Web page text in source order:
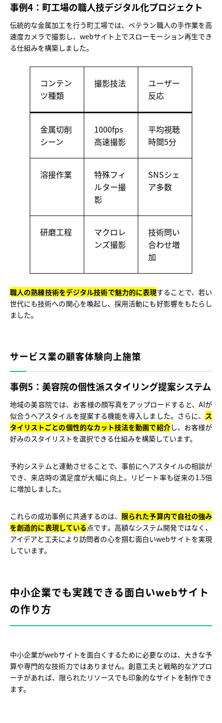
事例4：町工場の職人技デジタル化プロジェクト
伝統的な金属加工を行う町工場では、ベテラン職人の手作業を高
速度カメラで撮影し、webサイト上でスローモーション再生でき
る仕組みを構築しました。
コンテン
ツ種類
撮影技法
ユーザー
反応
金属切削
シーン
1000fps
高速撮影
平均視聴
時間5分
溶接作業
特殊フィ
ルター撮
影
SNSシェ
ア多数
研磨工程
マクロレ
ンズ撮影
技術問い
合わせ増
加
職人の熟練技術をデジタル技術で魅力的に表現することで、若い
世代にも技術への関心を喚起し、採用活動にも好影響をもたらし
ました。
サービス業の顧客体験向上施策
事例5：美容院の個性派スタイリング提案システム
地域の美容院では、お客様の顔写真をアップロードすると、AIが
似合うヘアスタイルを提案する機能を導入しました。さらに、 ス
タイリストごとの個性的なカット技法を動画で紹介し、お客様が
好みのスタイリストを選択できる仕組みを構築しています。
予約システムと連動させることで、事前にヘアスタイルの相談が
でき、来店時の満足度が大幅に向上。リピート率も従来の1.5倍
に増加しました。
これらの成功事例に共通するのは、 限られた予算内で自社の強み
を創造的に表現している点です。高額なシステム開発ではなく、
アイデアと工夫により訪問者の心を掴む面白いwebサイトを実現
しています。
中小企業でも実践できる面白いwebサイト
の作り方
中小企業がwebサイトを面白くするために必要なのは、大きな予
算や専門的な技術力ではありません。創意工夫と戦略的なアプロ
ーチがあれば、限られたリソースでも印象的なサイトを制作でき
ます。